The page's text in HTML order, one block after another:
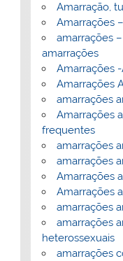
Amarração,
Amarrações
amarrações
amarrações
Amarrações
Amarrações
amarrações
Amarrações
frequentes
amarrações
amarrações
Amarrações
Amarrações
amarrações
amarrações
heterossexuais
amarrações